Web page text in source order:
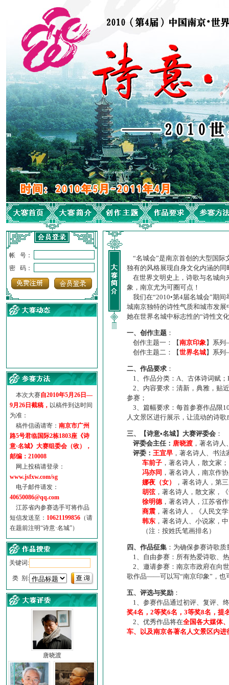
帐 号：
密 码：
·【诗意·名城】地铁展示作...
诗意名城·地铁时间
地铁完美呈现【诗意·名城...
参赛作品多达5000多首
“诗意·名城”晒诗会
特别通知--致广大诗词爱好...
本次大赛自2010年5月26日—
9月26日截稿， 以稿件到达时间
为准：
稿件信函请寄： 南京市广州
路5号君临国际2栋1803座《诗
意·名城》大赛组委会（收），
邮编：210008
网上投稿请登录：
www.jsfxw.com/sg
电子邮件请发：
40650086@qq.com
江苏省内参赛选手可将作品
短信发送至： 10621199856 （请
在题前注明“诗意·名城”）
关键词:
类 别:
唐晓渡
“名城会”是南京首创的大型国际
独有的风格展现自身文化内涵的
在世界文明史上，诗歌与名城向
象，南京尤为可圈可点！
我们在“2010•第4届名城会”期
城南京独特的诗性气质和城市发
她在世界名城中标志性的“诗性文
一、创作主题 ：
创作主题一：【南京印象】系
创作主题二：【世界名城】系
二、作品要求 ：
1、作品分类：A、古体诗词赋；
2、内容要求：清新，典雅，贴
参赛；
3、篇幅要求：每首参赛作品限
人文景区进行展示，让流动的诗
三、【诗意•名城】大赛评委会 ：
评委会主任： 唐晓渡 ，著名诗
评委： 王宜早 ，著名诗人、书
车前子 ，著名诗人，散文家；
冯亦同 ，著名诗人，南京作
娜夜（女）
，著名诗人，第
胡弦，著名诗人，散文家，
徐明德，著名诗人，江苏省
商震 ，著名诗人，《人民文
韩东 ，著名诗人、小说家，
（注：按姓氏笔画排名）
四、作品征集 ：为确保参赛诗歌
1、自由参赛：所有热爱诗歌、
2、邀请参赛：南京市政府在向
歌作品——可以写“南京印象”，也
五、评选与奖励 ：
1、参赛作品通过初评、复评、
奖4名，2等奖6名，3等奖8名，提
2、优秀作品将在全国各大媒体
车、以及南京各著名人文景区内进